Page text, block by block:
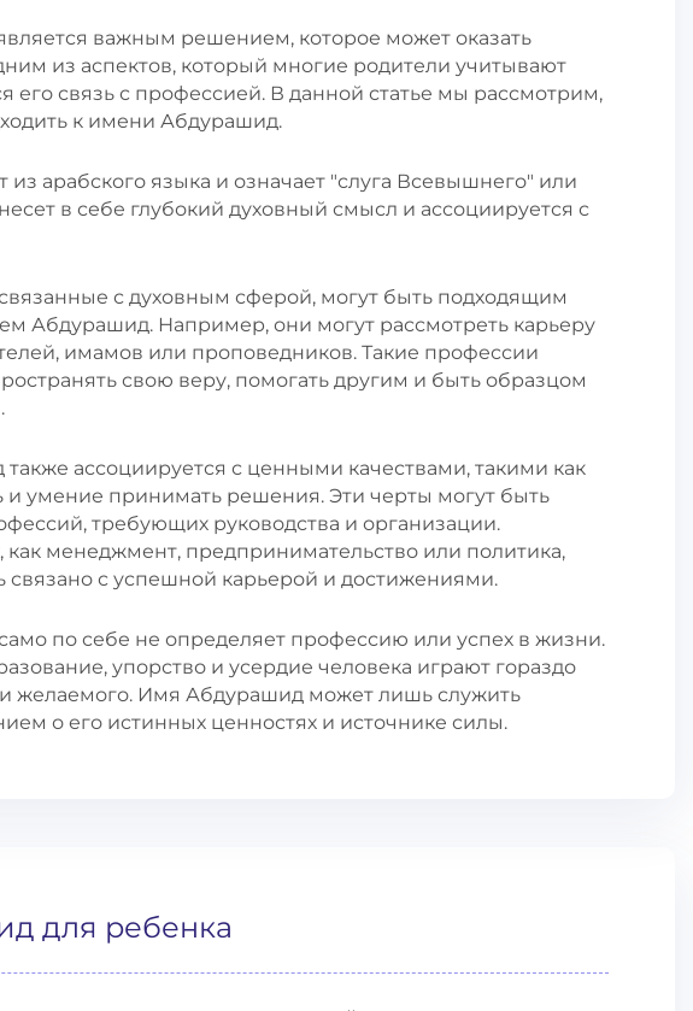
важным решением, которое может оказать
из аспектов, который многие родители учитывают
его связь с профессией. В данной статье мы рассмотрим,
к имени Абдурашид.
арабского языка и означает "слуга Всевышнего" или
в себе глубокий духовный смысл и ассоциируется с
с духовным сферой, могут быть подходящим
Абдурашид. Например, они могут рассмотреть карьеру
имамов или проповедников. Такие профессии
свою веру, помогать другим и быть образцом
ассоциируется с ценными качествами, такими как
и умение принимать решения. Эти черты могут быть
требующих руководства и организации.
как менеджмент, предпринимательство или политика,
с успешной карьерой и достижениями.
по себе не определяет профессию или успех в жизни.
упорство и усердие человека играют гораздо
желаемого. Имя Абдурашид может лишь служить
о его истинных ценностях и источнике силы.
для ребенка